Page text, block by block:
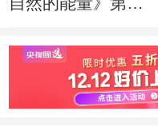
要理念就是质疑的
态度